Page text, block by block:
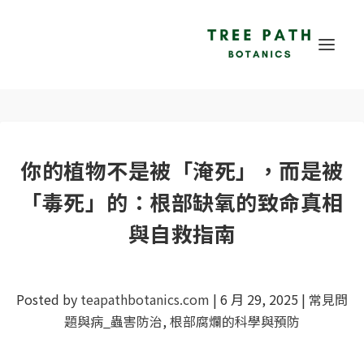
你的植物不是被「淹死」，而是被
「毒死」的：根部缺氧的致命真相
與自救指南
Posted by teapathbotanics.com | 6 月 29, 2025 | 常見問
題與病_蟲害防治,根部腐爛的科學與預防